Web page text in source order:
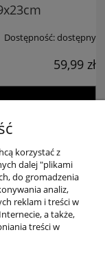
Dostępność:dostępny
59,99 zł
Dostępność: dostępny
49,99 zł
korzystać z
dalej "plikami
do gromadzenia
analiz,
reklam i treści w
a także,
treści w